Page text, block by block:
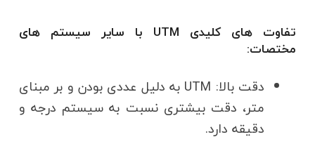
تفاوت های کلیدی UTM با سایر سیستم های
مختصات:
دقت بالا:
UTM به دلیل عددی بودن و بر مبنای
متر، دقت بیشتری نسبت به سیستم درجه و
دقیقه دارد.